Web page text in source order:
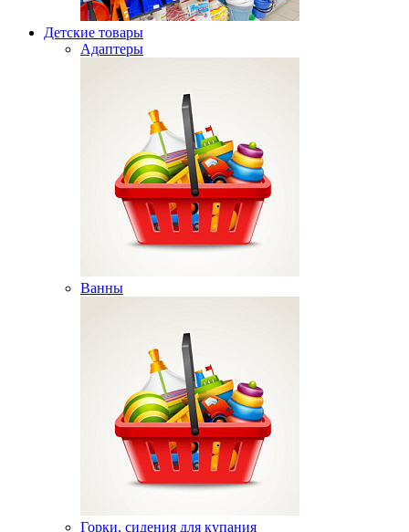
Детские товары
Адаптеры
Ванны
Горки, сидения для купания